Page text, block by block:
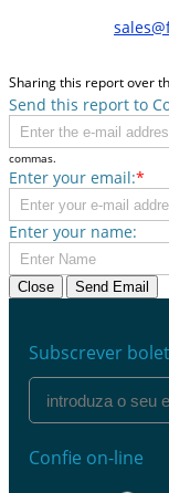
Sharing this report over
Send this report to
commas.
Enter your email:*
Enter your name:
Close Send Email
Subscrever
Confie on-line